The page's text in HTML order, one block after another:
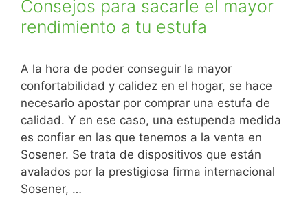
Consejos para sacarle el mayor
rendimiento a tu estufa
A la hora de poder conseguir la mayor
confortabilidad y calidez en el hogar, se hace
necesario apostar por comprar una estufa de
calidad. Y en ese caso, una estupenda medida
es confiar en las que tenemos a la venta en
Sosener. Se trata de dispositivos que están
avalados por la prestigiosa firma internacional
Sosener, …